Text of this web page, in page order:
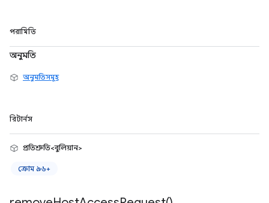
পরামিতি
অনুমতি
অনুমতিসমূহ
রিটার্নস
প্রতিশ্রুতি<বুলিয়ান>
ক্রোম ৯৬+